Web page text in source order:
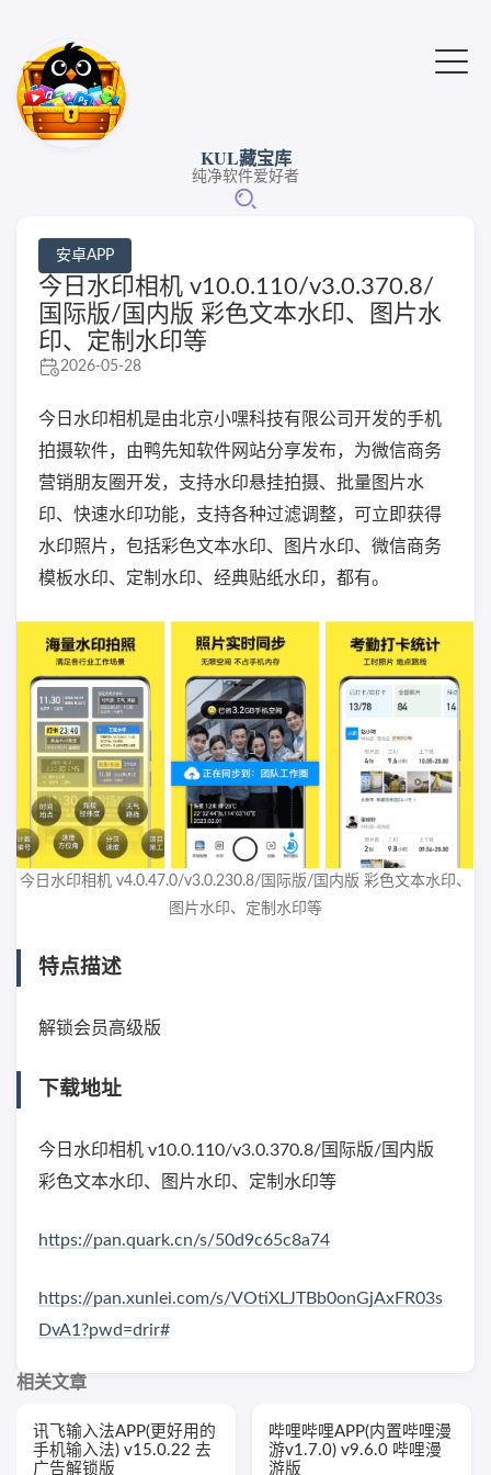
KUL藏宝库
纯净软件爱好者
安卓APP
今日水印相机 v10.0.110/v3.0.370.8/
国际版/国内版 彩色文本水印、图片水
印、定制水印等
2026-05-28
今日水印相机是由北京小嘿科技有限公司开发的手机
拍摄软件，由鸭先知软件网站分享发布，为微信商务
营销朋友圈开发，支持水印悬挂拍摄、批量图片水
印、快速水印功能，支持各种过滤调整，可立即获得
水印照片，包括彩色文本水印、图片水印、微信商务
模板水印、定制水印、经典贴纸水印，都有。
今日水印相机 v4.0.47.0/v3.0.230.8/国际版/国内版 彩色文本水印、
图片水印、定制水印等
特点描述
解锁会员高级版
下载地址
今日水印相机 v10.0.110/v3.0.370.8/国际版/国内版
彩色文本水印、图片水印、定制水印等
https://pan.quark.cn/s/50d9c65c8a74
https://pan.xunlei.com/s/VOtiXLJTBb0onGjAxFR03s
DvA1?pwd=drir#
相关文章
讯飞输入法APP(更好用的
手机输入法) v15.0.22 去
广告解锁版
哔哩哔哩APP(内置哔哩漫
游v1.7.0) v9.6.0 哔哩漫
游版